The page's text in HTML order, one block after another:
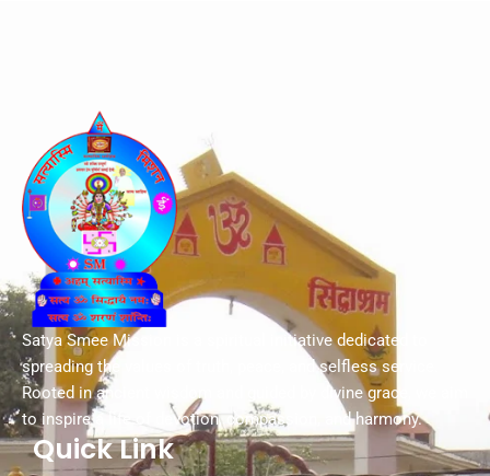
Satya Smee Mission is a spiritual initiative dedicated to
spreading the values of truth, peace, and selfless service.
Rooted in ancient wisdom and guided by divine grace, we aim
to inspire a life of devotion, compassion, and harmony.
Quick Link